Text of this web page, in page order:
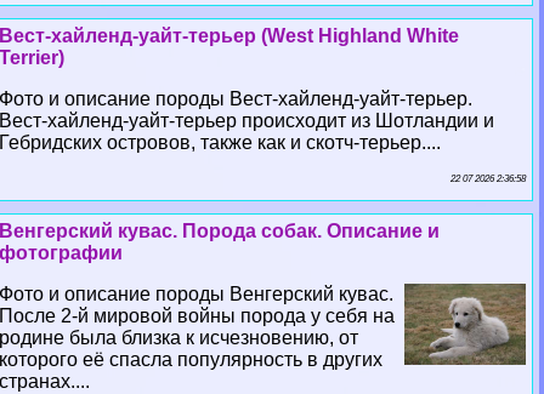
Вест-хайленд-уайт-терьер (West Highland White
Terrier)
Фото и описание породы Вест-хайленд-уайт-терьер.
Вест-хайленд-уайт-терьер происходит из Шотландии и
Гебридских островов, также как и скотч-терьер....
22 07 2026 2:36:58
Венгерский кувас. Порода собак. Описание и
фотографии
Фото и описание породы Венгерский кувас.
После 2-й мировой войны порода у себя на
родине была близка к исчезновению, от
которого её спасла популярность в других
странах....